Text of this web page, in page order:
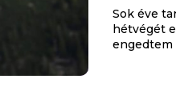
Sok éve
hétvégét
engedtem